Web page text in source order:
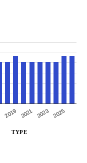
2019 2021 2023 2025
TYPE